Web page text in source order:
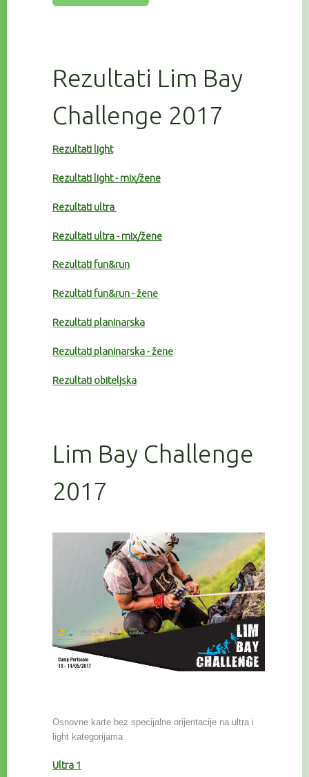
Rezultati Lim Bay
Challenge 2017
Rezultati light
Rezultati light - mix/žene
Rezultati ultra
Rezultati ultra - mix/žene
Rezultati fun&run
Rezultati fun&run - žene
Rezultati planinarska
Rezultati planinarska - žene
Rezultati obiteljska
Lim Bay Challenge
2017
Osnovne karte bez specijalne orijentacije na ultra i
light kategorijama
Ultra 1